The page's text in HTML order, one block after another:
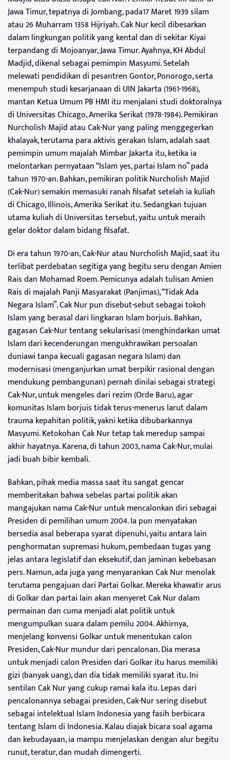
Jawa Timur, tepatnya di Jombang, pada17 Maret 1939 silam
atau 26 Muharram 1358 Hijriyah. Cak Nur kecil dibesarkan
dalam lingkungan politik yang kental dan di sekitar Kiyai
terpandang di Mojoanyar, Jawa Timur. Ayahnya, KH Abdul
Madjid, dikenal sebagai pemimpin Masyumi. Setelah
melewati pendidikan di pesantren Gontor, Ponorogo, serta
menempuh studi kesarjanaan di UIN Jakarta (1961-1968),
mantan Ketua Umum PB HMI itu menjalani studi doktoralnya
di Universitas Chicago, Amerika Serikat (1978-1984). Pemikiran
Nurcholish Majid atau Cak-Nur yang paling menggegerkan
khalayak, terutama para aktivis gerakan Islam, adalah saat
pemimpin umum majalah Mimbar Jakarta itu, ketika ia
melontarkan pernyataan “Islam yes, partai Islam no” pada
tahun 1970-an. Bahkan, pemikiran politik Nurcholish Majid
(Cak-Nur) semakin memasuki ranah filsafat setelah ia kuliah
di Chicago, Illinois, Amerika Serikat itu. Sedangkan tujuan
utama kuliah di Universitas tersebut, yaitu untuk meraih
gelar doktor dalam bidang filsafat.
Di era tahun 1970-an, Cak-Nur atau Nurcholish Majid, saat itu
terlibat perdebatan segitiga yang begitu seru dengan Amien
Rais dan Mohamad Roem. Pemicunya adalah tulisan Amien
Rais di majalah Panji Masyarakat (Panjimas), “Tidak Ada
Negara Islam”. Cak Nur pun disebut-sebut sebagai tokoh
Islam yang berasal dari lingkaran Islam borjuis. Bahkan,
gagasan Cak-Nur tentang sekularisasi (menghindarkan umat
Islam dari kecenderungan mengukhrawikan persoalan
duniawi tanpa kecuali gagasan negara Islam) dan
modernisasi (menganjurkan umat berpikir rasional dengan
mendukung pembangunan) pernah dinilai sebagai strategi
Cak-Nur, untuk mengeles dari rezim (Orde Baru), agar
komunitas Islam borjuis tidak terus-menerus larut dalam
trauma kepahitan politik, yakni ketika dibubarkannya
Masyumi. Ketokohan Cak Nur tetap tak meredup sampai
akhir hayatnya. Karena, di tahun 2003, nama Cak-Nur, mulai
jadi buah bibir kembali.
Bahkan, pihak media massa saat itu sangat gencar
memberitakan bahwa sebelas partai politik akan
mangajukan nama Cak-Nur untuk mencalonkan diri sebagai
Presiden di pemilihan umum 2004. Ia pun menyatakan
bersedia asal beberapa syarat dipenuhi, yaitu antara lain
penghormatan supremasi hukum, pembedaan tugas yang
jelas antara legislatif dan eksekutif, dan jaminan kebebasan
pers. Namun, ada juga yang menyarankan Cak Nur menolak
terutama pengajuan dari Partai Golkar. Mereka khawatir arus
di Golkar dan partai lain akan menyeret Cak Nur dalam
permainan dan cuma menjadi alat politik untuk
mengumpulkan suara dalam pemilu 2004. Akhirnya,
menjelang konvensi Golkar untuk menentukan calon
Presiden, Cak-Nur mundur dari pencalonan. Dia merasa
untuk menjadi calon Presiden dari Golkar itu harus memiliki
gizi (banyak uang), dan dia tidak memiliki syarat itu. Ini
sentilan Cak Nur yang cukup ramai kala itu. Lepas dari
pencalonannya sebagai presiden, Cak-Nur sering disebut
sebagai intelektual Islam Indonesia yang fasih berbicara
tentang Islam di Indonesia. Kalau diajak bicara soal agama
dan kebudayaan, ia mampu menjelaskan dengan alur begitu
runut, teratur, dan mudah dimengerti.